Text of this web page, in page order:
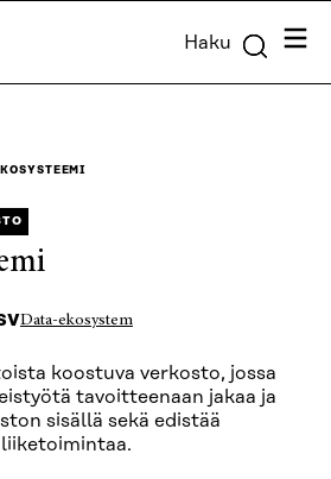
Haku
Data-ekosystem
koostuva verkosto, jossa
tavoitteenaan jakaa ja
sisällä sekä edistää